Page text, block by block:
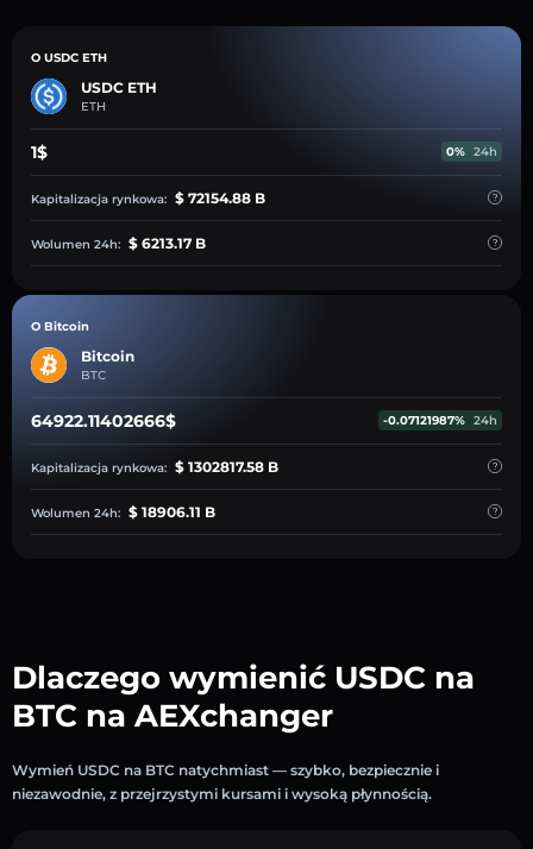
O USDC ETH
USDC ETH
ETH
1$ 0% 24h
Kapitalizacja rynkowa: $ 72154.88 B
Wolumen 24h: $ 6213.17 B
O Bitcoin
Bitcoin
BTC
64922.11402666$ -0.07121987% 24h
Kapitalizacja rynkowa: $ 1302817.58 B
Wolumen 24h: $ 18906.11 B
Dlaczego wymienić USDC na
BTC na AEXchanger
Wymień USDC na BTC natychmiast — szybko, bezpiecznie i
niezawodnie, z przejrzystymi kursami i wysoką płynnością.